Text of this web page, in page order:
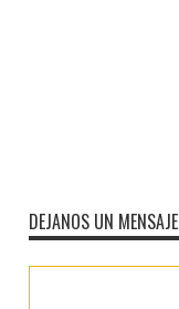
DEJANOS UN MENSAJE